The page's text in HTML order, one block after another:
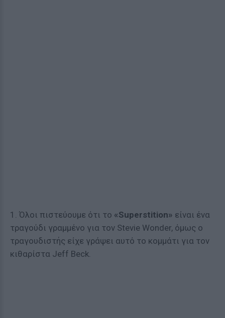
1. Όλοι πιστεύουμε ότι το «Superstition» είναι ένα
τραγούδι γραμμένο για τον Stevie Wonder, όμως ο
τραγουδιστής είχε γράψει αυτό το κομμάτι για τον
κιθαρίστα Jeff Beck.